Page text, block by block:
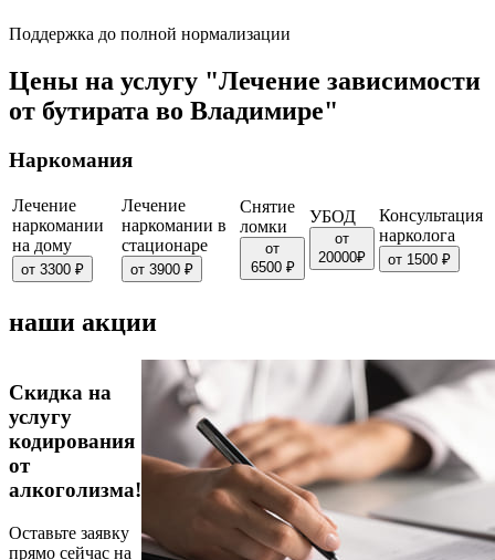
Поддержка до полной нормализации
Цены на услугу "Лечение зависимости
от бутирата во Владимире"
Наркомания
Лечение
наркомании
на дому
от 3300 ₽
Лечение
наркомании в
стационаре
от 3900 ₽
Снятие
ломки
от
6500 ₽
УБОД
от
20000₽
Консультация
нарколога
от 1500 ₽
наши акции
Скидка на
услугу
кодирования
от
алкоголизма!
Оставьте заявку
прямо сейчас на